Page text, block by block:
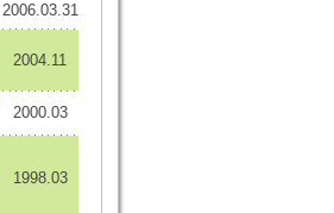
2006.03.31
2004.11
2000.03
1998.03